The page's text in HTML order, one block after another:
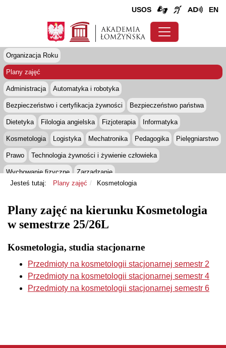
USOS EN
Organizacja Roku
Plany zajęć
Administracja Automatyka i robotyka
Bezpieczeństwo i certyfikacja żywności Bezpieczeństwo państwa
Dietetyka Filologia angielska Fizjoterapia Informatyka
Kosmetologia Logistyka Mechatronika Pedagogika Pielęgniarstwo
Prawo Technologia żywności i żywienie człowieka
Wychowanie fizyczne Zarządzanie
Sesje egzaminacyjne Konsultacje
Jesteś tutaj: Plany zajęć Kosmetologia
Plany zajęć na kierunku Kosmetologia
w semestrze 25/26L
Kosmetologia, studia stacjonarne
Przedmioty na kosmetologii stacjonarnej semestr 2
Przedmioty na kosmetologii stacjonarnej semestr 4
Przedmioty na kosmetologii stacjonarnej semestr 6